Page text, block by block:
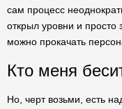
сам процесс
открыл уровни и просто
можно прокачать
Кто меня
Но, черт возьми, есть